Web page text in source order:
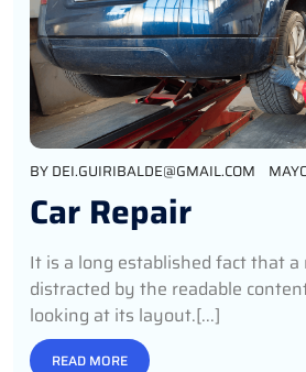
BYDEI.GUIRIBALDE@GMAIL.COM
Car Repair
It is a long established fact that a
distracted by the readable
looking at its layout.[...]
READ MORE